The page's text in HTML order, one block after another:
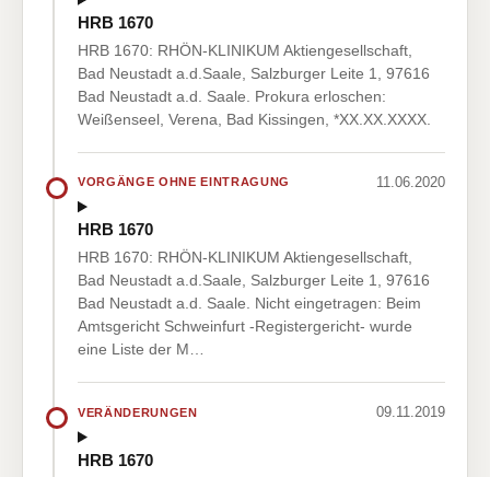
HRB 1670
HRB 1670: RHÖN-KLINIKUM Aktiengesellschaft,
Bad Neustadt a.d.Saale, Salzburger Leite 1, 97616
Bad Neustadt a.d. Saale. Prokura erloschen:
Weißenseel, Verena, Bad Kissingen, *XX.XX.XXXX.
VORGÄNGE OHNE EINTRAGUNG 11.06.2020
HRB 1670
HRB 1670: RHÖN-KLINIKUM Aktiengesellschaft,
Bad Neustadt a.d.Saale, Salzburger Leite 1, 97616
Bad Neustadt a.d. Saale. Nicht eingetragen: Beim
Amtsgericht Schweinfurt -Registergericht- wurde
eine Liste der M…
VERÄNDERUNGEN 09.11.2019
HRB 1670